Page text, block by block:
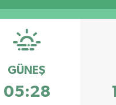
GÜNEŞ
05:28